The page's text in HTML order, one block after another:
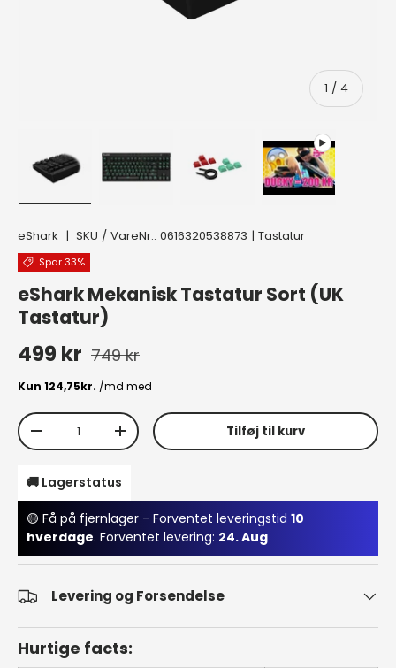
1 / af
4
eShark | SKU / VareNr.: 0616320538873 | Tastatur
Spar 33%
eShark Mekanisk Tastatur Sort (UK
Tastatur)
Udsalgspris
499 kr Normal pris
749 kr
Antal
Translation missing: da.cart.items.decrease_quantity
Translation missing:Tilføj til kurv
🚚 Lagerstatus
🟡 Få på fjernlager - Forventet leveringstid 10
hverdage. Forventet levering: 24. Aug
Levering og Forsendelse
Hurtige facts: